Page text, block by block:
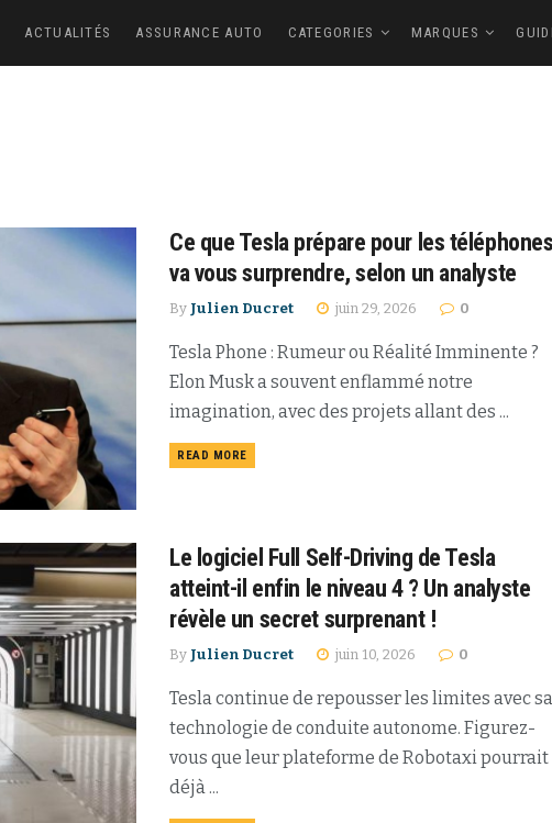
ACTUALITÉS ASSURANCE AUTO CATEGORIES MARQUES
Ce que Tesla prépare pour les téléphones
va vous surprendre, selon un analyste
By Julien Ducret juin 29, 2026 0
Tesla Phone : Rumeur ou Réalité Imminente ?
Elon Musk a souvent enflammé notre
imagination, avec des projets allant des ...
READ MORE
Le logiciel Full Self-Driving de Tesla
atteint-il enfin le niveau 4 ? Un analyste
révèle un secret surprenant !
By Julien Ducret juin 10, 2026 0
Tesla continue de repousser les limites avec sa
technologie de conduite autonome. Figurez-
vous que leur plateforme de Robotaxi pourrait
déjà ...